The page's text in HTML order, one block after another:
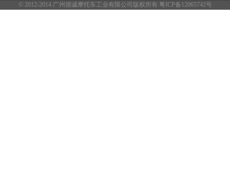
© 2012-2014 广州德诚摩托车工业有限公司版权所有 粤ICP备12065742号